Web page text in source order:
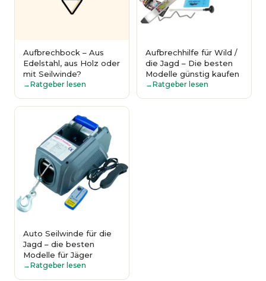
Aufbrechbock – Aus
Edelstahl, aus Holz oder
mit Seilwinde?
Ratgeber lesen
Aufbrechhilfe für Wild /
die Jagd – Die besten
Modelle günstig kaufen
Ratgeber lesen
Auto Seilwinde für die
Jagd – die besten
Modelle für Jäger
Ratgeber lesen